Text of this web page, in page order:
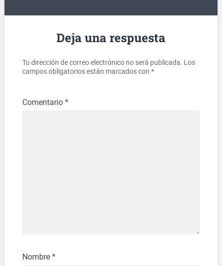
Deja una respuesta
Tu dirección de correo electrónico no será publicada. Los
campos obligatorios están marcados con *
Comentario *
Nombre *